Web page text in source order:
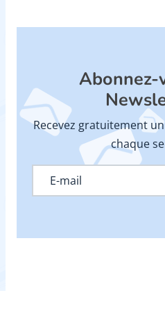
Abonnez-
Recevez gratuitement
chaque